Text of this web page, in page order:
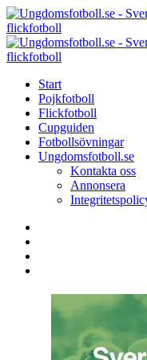
Menu
Search
Menu
Start
Pojkfotboll
Flickfotboll
Cupguiden
Fotbollsövningar
Ungdomsfotboll.se
Kontakta oss
Annonsera